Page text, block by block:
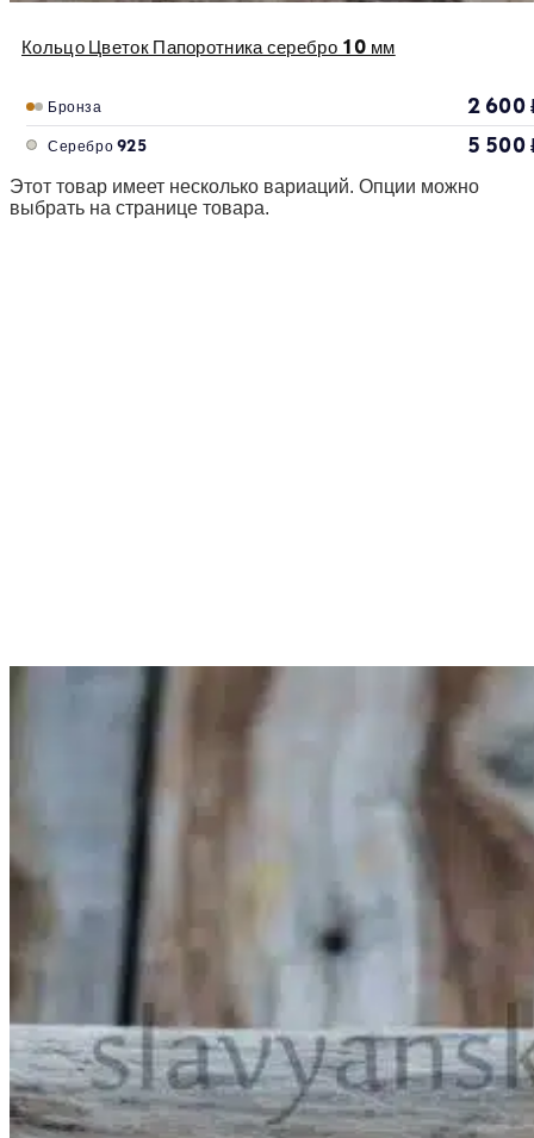
Кольцо Цветок Папоротника серебро 10 мм
Бронза 2 600
Серебро 925 5 500
Этот товар имеет несколько вариаций. Опции можно
выбрать на странице товара.